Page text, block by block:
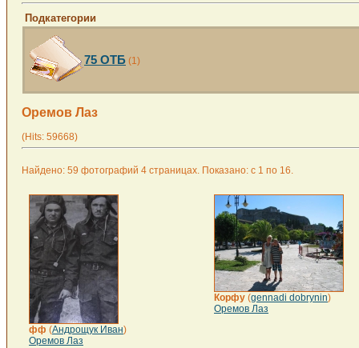
Подкатегории
75 ОТБ (1)
Оремов Лаз
(Hits: 59668)
Найдено: 59 фотографий 4 страницах. Показано: с 1 по 16.
фф (Андрощук Иван)
Оремов Лаз
Корфу (gennadi dobrynin)
Оремов Лаз